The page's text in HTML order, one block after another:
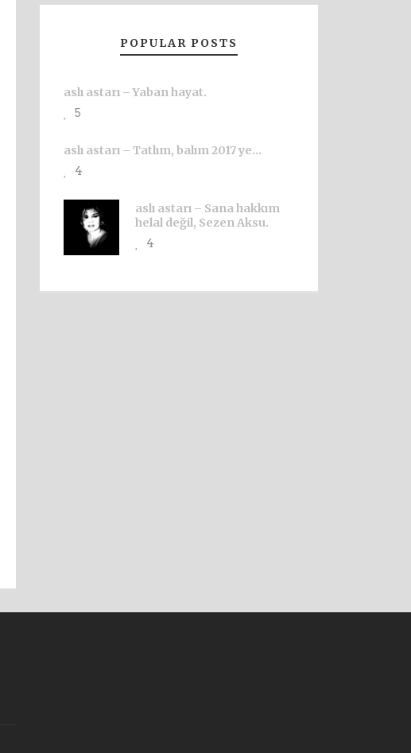
POPULAR POSTS
aslı astarı – Yaban hayat.
5
aslı astarı – Tatlım, balım 2017 ye…
4
aslı astarı – Sana hakkım
helal değil, Sezen Aksu.
4